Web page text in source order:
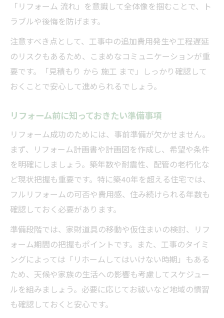
「リフォーム 流れ」を意識して全体像を掴むことで、ト
ラブルや後悔を防げます。
注意すべき点として、工事中の追加費用発生や工程遅延
のリスクもあるため、こまめなコミュニケーションが重
要です。「見積もり から 施工 まで」しっかり確認して
おくことで安心して進められるでしょう。
リフォーム前に知っておきたい準備事項
リフォーム成功のためには、事前準備が欠かせません。
まず、リフォーム計画書や計画図を作成し、希望や条件
を明確にしましょう。築年数や耐震性、配管の老朽化な
ど現状把握も重要です。特に築40年を超える住宅では、
フルリフォームの可否や費用感、住み続けられる年数も
確認しておく必要があります。
準備段階では、家財道具の移動や仮住まいの検討、リフ
ォーム期間の把握もポイントです。また、工事のタイミ
ングによっては「リホームしてはいけない時期」もある
ため、天候や家族の生活への影響も考慮してスケジュー
ルを組みましょう。必要に応じてお祓いなど地域の慣習
も確認しておくと安心です。